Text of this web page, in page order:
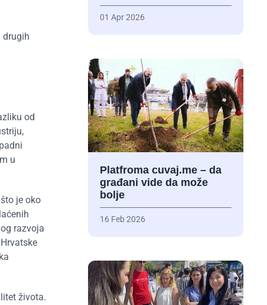
drugih
od
u
što je oko
razvoja
života.
01 Apr 2026
Platfroma cuvaj.me – da
građani vide da može
bolje
16 Feb 2026